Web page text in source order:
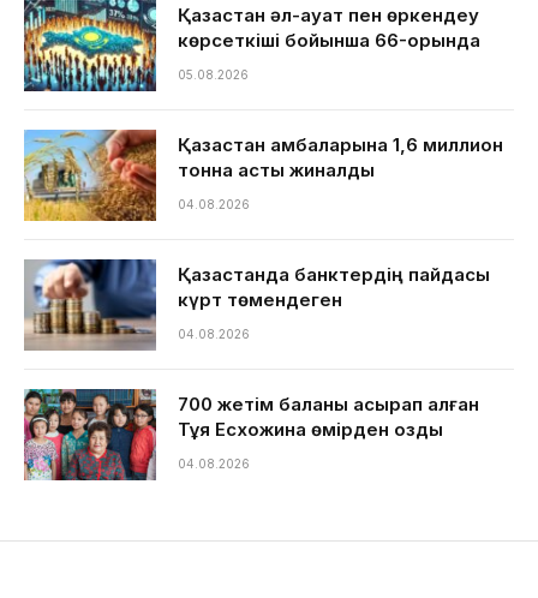
Қазақстан әл-ауқат пен өркендеу
көрсеткіші бойынша 66-орында
05.08.2026
Қазақстан қамбаларына 1,6 миллион
тонна астық жиналды
04.08.2026
Қазақстанда банктердің пайдасы
күрт төмендеген
04.08.2026
700 жетім баланы асырап алған
Тұяқ Есхожина өмірден озды
04.08.2026